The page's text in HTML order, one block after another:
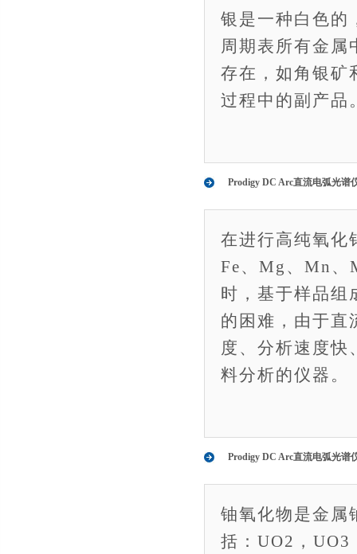
银是一种白色的
周期表所有金属
存在，如角银矿
过程中的副产品
Prodigy DC Arc直流电弧光谱
在进行高纯氧化
Fe、Mg、Mn、
时，基于样品组
的困难，由于直
度、分析速度快
料分析的仪器。
Prodigy DC Arc直流电弧光谱
铀氧化物是金属
括：UO2，